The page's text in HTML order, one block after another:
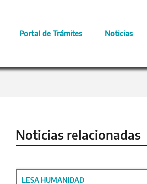
Portal de Trámites Noticias
Noticias relacionadas
LESA HUMANIDAD